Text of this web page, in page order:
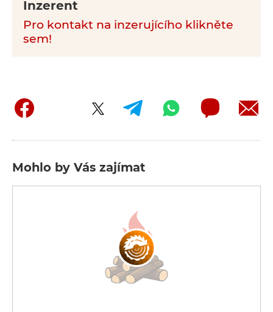
Inzerent
Pro kontakt na inzerujícího klikněte
sem!
Mohlo by Vás zajímat